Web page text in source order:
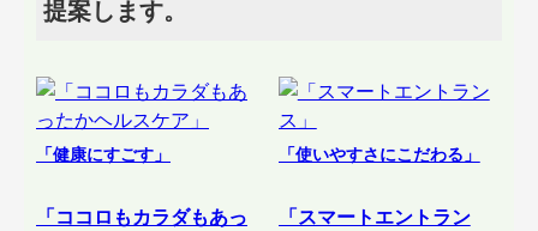
提案します。
「健康にすごす」
「ココロもカラダもあっ
「使いやすさにこだわる」
「スマートエントラン